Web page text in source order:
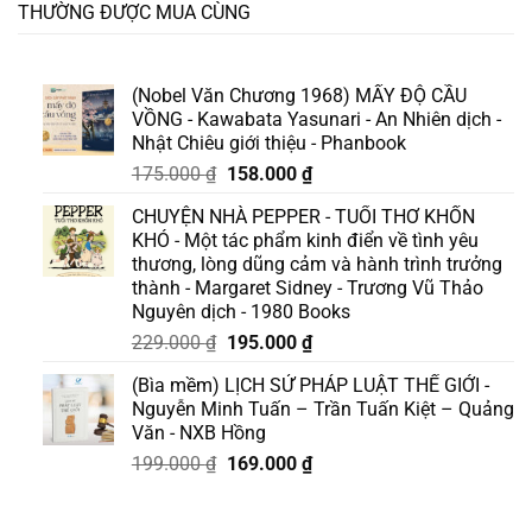
THƯỜNG ĐƯỢC MUA CÙNG
(Nobel Văn Chương 1968) MẤY ĐỘ CẦU
VỒNG - Kawabata Yasunari - An Nhiên dịch -
Nhật Chiêu giới thiệu - Phanbook
175.000₫ Giá
là:
175.000 ₫.
158.000 ₫Giá
tại
là:
158.000 ₫.
CHUYỆN NHÀ PEPPER - TUỔI THƠ KHỐN
KHÓ - Một tác phẩm kinh điển về tình yêu
thương, lòng dũng cảm và hành trình trưởng
thành - Margaret Sidney - Trương Vũ Thảo
Nguyên dịch - 1980 Books
229.000₫ Giá
là:
229.000 ₫.
195.000 ₫Giá
tại
là:
(Bìa mềm) LỊCH SỬ PHÁP LUẬT THẾ GIỚI -
Nguyễn Minh Tuấn – Trần Tuấn Kiệt – Quảng
Văn - NXB Hồng
199.000₫ Giá
169.000 ₫Giá